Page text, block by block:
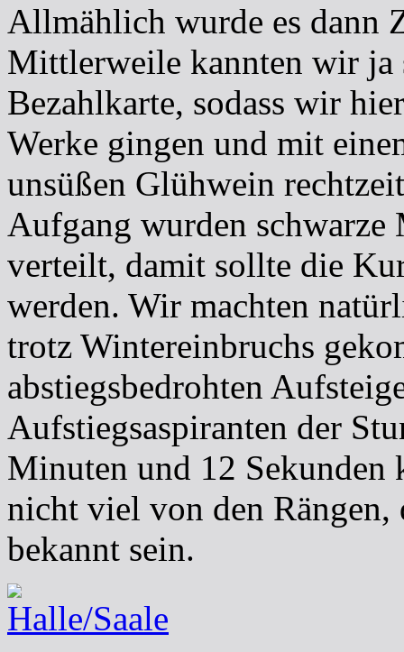
Allmählich wurde es dann
Mittlerweile kannten wir
Bezahlkarte, sodass wir
Werke gingen und mit
unsüßen Glühwein
Aufgang wurden schwarze
verteilt, damit sollte die
werden. Wir machten
trotz Wintereinbruchs
abstiegsbedrohten
Aufstiegsaspiranten der
Minuten und 12 Sekunden
nicht viel von den
bekannt sein.